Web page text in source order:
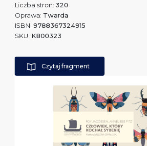
Liczba stron: 320
Oprawa: Twarda
ISBN: 9788367324915
SKU: K800323
Czytaj fragment